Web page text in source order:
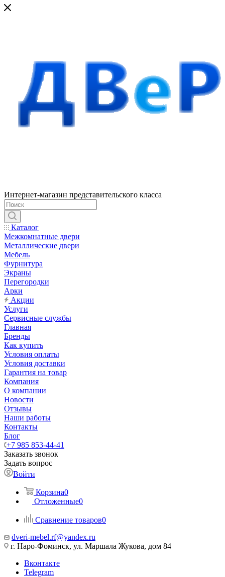
Интернет-магазин представительского класса
Каталог
Межкомнатные двери
Металлические двери
Мебель
Фурнитура
Экраны
Перегородки
Арки
Акции
Услуги
Сервисные службы
Главная
Бренды
Как купить
Условия оплаты
Условия доставки
Гарантия на товар
Компания
О компании
Новости
Отзывы
Наши работы
Контакты
Блог
+7 985 853-44-41
Заказать звонок
Задать вопрос
Войти
Корзина0
Отложенные0
Сравнение товаров0
dveri-mebel.rf@yandex.ru
г. Наро-Фоминск, ул. Маршала Жукова, дом 84
Вконтакте
Telegram